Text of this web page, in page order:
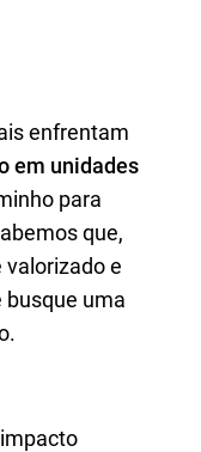
enfrentam
em unidades
para
que,
e
busque uma